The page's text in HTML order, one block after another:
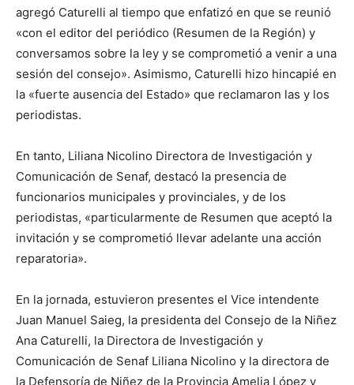
agregó Caturelli al tiempo que enfatizó en que se reunió
«con el editor del periódico (Resumen de la Región) y
conversamos sobre la ley y se comprometió a venir a una
sesión del consejo». Asimismo, Caturelli hizo hincapié en
la «fuerte ausencia del Estado» que reclamaron las y los
periodistas.
En tanto, Liliana Nicolino Directora de Investigación y
Comunicación de Senaf, destacó la presencia de
funcionarios municipales y provinciales, y de los
periodistas, «particularmente de Resumen que aceptó la
invitación y se comprometió llevar adelante una acción
reparatoria».
En la jornada, estuvieron presentes el Vice intendente
Juan Manuel Saieg, la presidenta del Consejo de la Niñez
Ana Caturelli, la Directora de Investigación y
Comunicación de Senaf Liliana Nicolino y la directora de
la Defensoría de Niñez de la Provincia Amelia López y